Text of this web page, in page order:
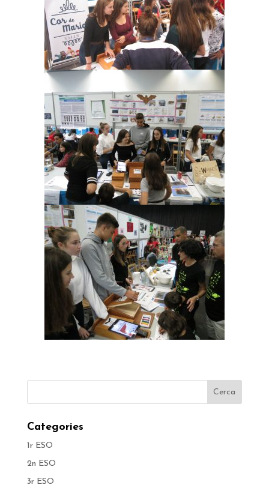
Categories
1r ESO
2n ESO
3r ESO